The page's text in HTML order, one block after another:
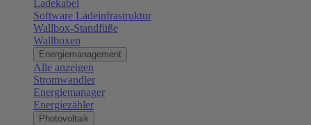
Ladekabel
Software Ladeinfrastruktur
Wallbox-Standfüße
Wallboxen
Energiemanagement
Alle anzeigen
Stromwandler
Energiemanager
Energiezähler
Photovoltaik